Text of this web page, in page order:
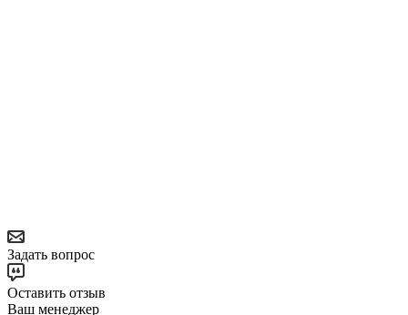
Задать вопрос
Оставить отзыв
Ваш менеджер